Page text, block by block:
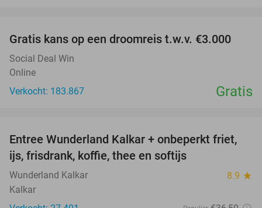
Gratis kans op een droomreis t.w.v. €3.000
Social Deal Win
Online
Verkocht: 183.867
Gratis
32%
Entree Wunderland Kalkar + onbeperkt friet,
ijs, frisdrank, koffie, thee en softijs
Wunderland Kalkar 8.9 star
Kalkar